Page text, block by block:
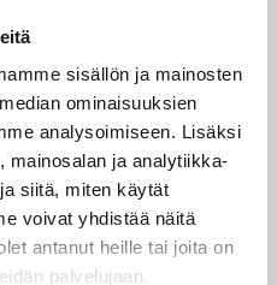
sisällön ja mainosten
ominaisuuksien
analysoimiseen. Lisäksi
mainosalan ja analytiikka-
siitä, miten käytät
voivat yhdistää näitä
antanut heille tai joita on
palvelujaan.
TALOON
OVET
ja Riku RantalaRiku